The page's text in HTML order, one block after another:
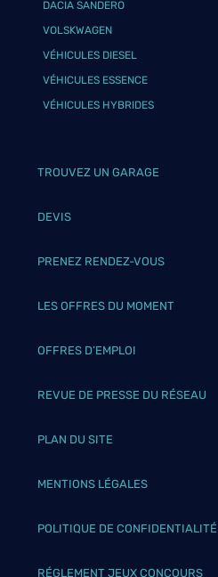
DACIA SANDERO
VOLSKWAGEN
VÉHICULES DIESEL
VÉHICULES ESSENCE
VÉHICULES HYBRIDES
TROUVEZ UN GARAGE
DEVIS
PRENEZ RENDEZ-VOUS
LES OFFRES DU MOMENT
OFFRES D’EMPLOI
REVUE DE PRESSE DU RÉSEAU
PLAN DU SITE
MENTIONS LÉGALES
POLITIQUE DE CONFIDENTIALITÉ
RÉGLEMENT JEUX CONCOURS